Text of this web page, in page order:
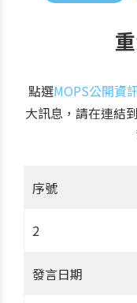
點選MOPS公開資
大訊息，請在連結
序號
2
發言日期